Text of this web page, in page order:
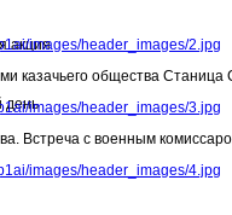
акция
день
images/header_images/2.jpg
казачьего общества Станица
images/header_images/3.jpg
Встреча с военным
images/header_images/4.jpg